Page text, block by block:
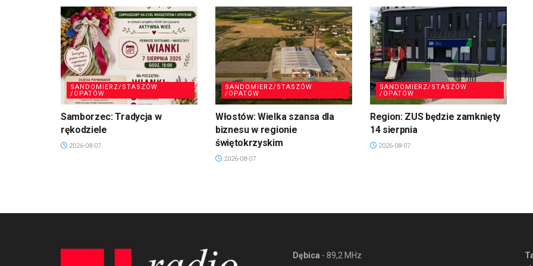
SANDOMIERZ/STASZÓW
/OPATÓW
Samborzec: Tradycja w
rękodziele
2026-08-07
SANDOMIERZ/STASZÓW
/OPATÓW
Włostów: Wielka szansa dla
biznesu w regionie
świętokrzyskim
2026-08-07
SANDOMIERZ/STASZÓW
/OPATÓW
Region: ZUS będzie zamknięty
14 sierpnia
2026-08-07
Dębica - 89,2 MHz